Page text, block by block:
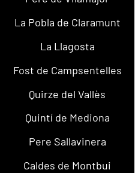
La Pobla de Claramunt
La Llagosta
Fost de Campsentelles
Quirze del Vallès
Quintí de Mediona
Pere Sallavinera
Caldes de Montbui